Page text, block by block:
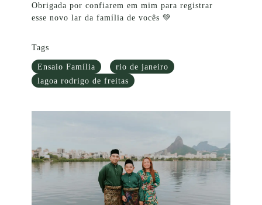
Obrigada por confiarem em mim para registrar
esse novo lar da família de vocês 💚
Tags
Ensaio Família
rio de janeiro
lagoa rodrigo de freitas